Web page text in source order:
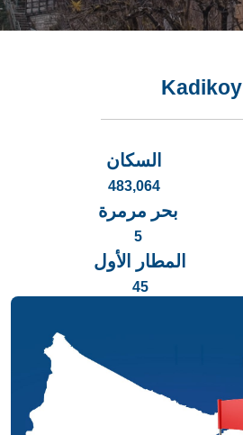
Kadikoy
السكان
483,064
بحر مرمرة
5
المطار الأول
45